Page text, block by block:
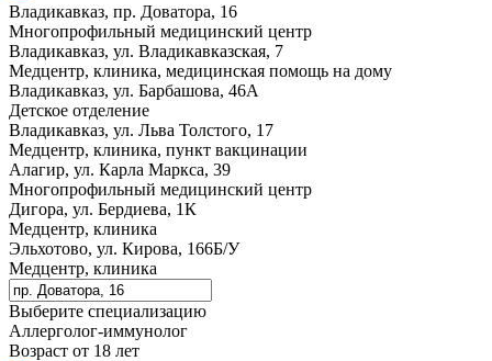
Владикавказ, пр. Доватора, 16
Многопрофильный медицинский центр
Владикавказ, ул. Владикавказская, 7
Медцентр, клиника, медицинская помощь на дому
Владикавказ, ул. Барбашова, 46А
Детское отделение
Владикавказ, ул. Льва Толстого, 17
Медцентр, клиника, пункт вакцинации
Алагир, ул. Карла Маркса, 39
Многопрофильный медицинский центр
Дигора, ул. Бердиева, 1К
Медцентр, клиника
Эльхотово, ул. Кирова, 166Б/У
Медцентр, клиника
Выберите специализацию
Аллерголог-иммунолог
Возраст от 18 лет